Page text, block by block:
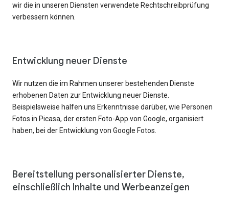
wir die in unseren Diensten verwendete Rechtschreibprüfung
verbessern können.
Entwicklung neuer Dienste
Wir nutzen die im Rahmen unserer bestehenden Dienste
erhobenen Daten zur Entwicklung neuer Dienste.
Beispielsweise halfen uns Erkenntnisse darüber, wie Personen
Fotos in Picasa, der ersten Foto-App von Google, organisiert
haben, bei der Entwicklung von Google Fotos.
Bereitstellung personalisierter Dienste,
einschließlich Inhalte und Werbeanzeigen